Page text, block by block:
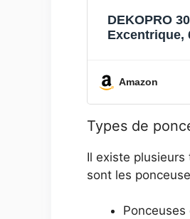
DEKOPRO
Excentrique,
Poussière,
Amazon
Types de
Il existe
sont les